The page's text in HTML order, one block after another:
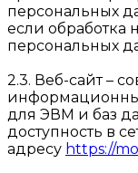
персональных
если обработка
персональных
2.3. Веб-сайт –
для ЭВМ и баз
доступность в
адресу https://